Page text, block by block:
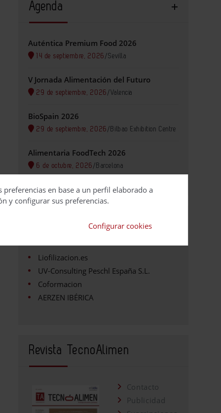
Agenda
Auténtica Premium Food 2026
14 de septiembre, 2026 /Sevilla
V Jornada Alimentación del Futuro
29 de septiembre, 2026 /Valencia
BioSpain 2026
29 de septiembre, 2026 / Bilbao Exhibition Centre
Alimentaria FoodTech 2026
6 de octubre, 2026 / Barcelona
Liofilizacion.es
UV-Consulting Peschl España S.L.
Coformacion
AERZEN IBÉRICA
Revista TecnoAlimen
Contacto
Publicidad
en base a un perfil elaborado a
y configurar sus preferencias.
Configurar cookies